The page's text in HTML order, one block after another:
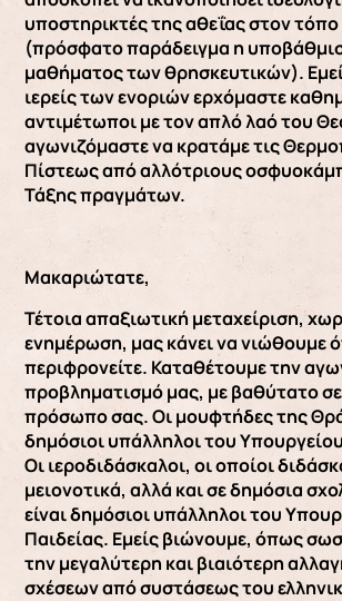
υποστηρικτές της αθεΐας στον
(πρόσφατο παράδειγμα η
μαθήματος των θρησκευτικών).
ιερείς των ενοριών ερχόμαστε
αντιμέτωποι με τον απλό λαό του
αγωνιζόμαστε να κρατάμε τις
Πίστεως από αλλότριους
Τάξης πραγμάτων.
Μακαριώτατε,
Τέτοια απαξιωτική μεταχείριση,
ενημέρωση, μας κάνει να νιώθουμε
περιφρονείτε. Καταθέτουμε την
προβληματισμό μας, με βαθύτατο
πρόσωπο σας. Οι μουφτήδες της
δημόσιοι υπάλληλοι του
Οι ιεροδιδάσκαλοι, οι οποίοι
μειονοτικά, αλλά και σε δημόσια
είναι δημόσιοι υπάλληλοι του
Παιδείας. Εμείς βιώνουμε, όπως
την μεγαλύτερη και βιαιότερη
σχέσεων από συστάσεως του